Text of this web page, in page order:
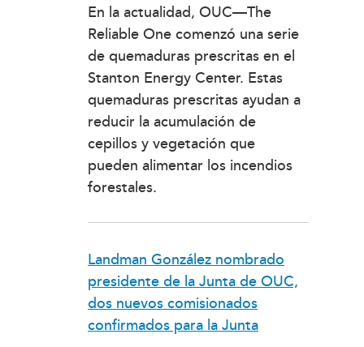
En la actualidad, OUC—The
Reliable One comenzó una serie
de quemaduras prescritas en el
Stanton Energy Center. Estas
quemaduras prescritas ayudan a
reducir la acumulación de
cepillos y vegetación que
pueden alimentar los incendios
forestales.
Landman González nombrado
presidente de la Junta de OUC,
dos nuevos comisionados
confirmados para la Junta